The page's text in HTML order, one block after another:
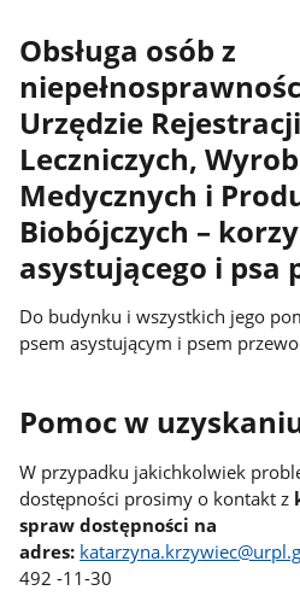
Obsługa osób z
Urzędzie
Leczniczych,
Medycznych i
Biobójczych –
asystującego i psa
Do budynku i wszystkich jego
psem asystującym i psem
Pomoc w
W przypadku jakichkolwiek
dostępności prosimy o kontakt z
spraw dostępności na
adres:
492 -11-30